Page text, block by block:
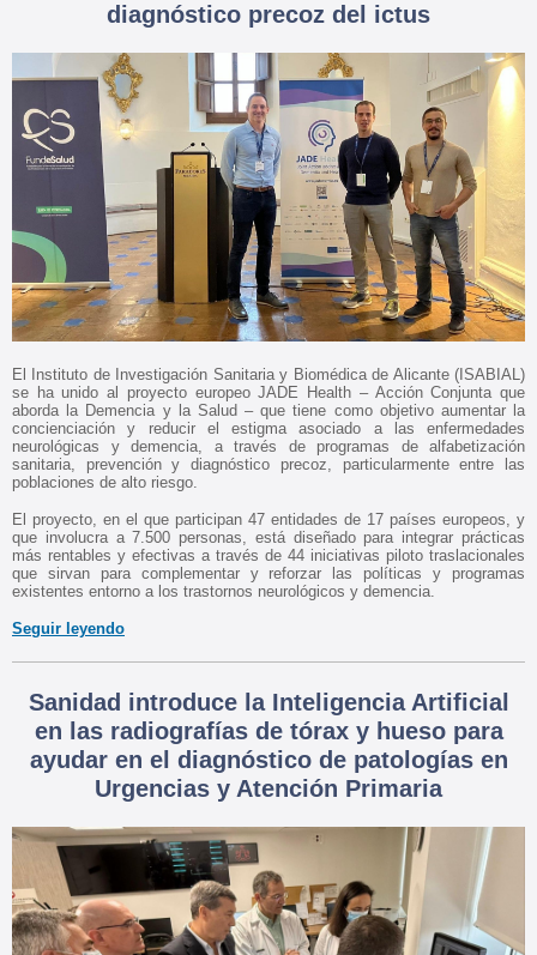
diagnóstico precoz del ictus
El Instituto de Investigación Sanitaria y Biomédica de Alicante (ISABIAL)
se ha unido al proyecto europeo JADE Health – Acción Conjunta que
aborda la Demencia y la Salud – que tiene como objetivo aumentar la
concienciación y reducir el estigma asociado a las enfermedades
neurológicas y demencia, a través de programas de alfabetización
sanitaria, prevención y diagnóstico precoz, particularmente entre las
poblaciones de alto riesgo.
El proyecto, en el que participan 47 entidades de 17 países europeos, y
que involucra a 7.500 personas, está diseñado para integrar prácticas
más rentables y efectivas a través de 44 iniciativas piloto traslacionales
que sirvan para complementar y reforzar las políticas y programas
existentes entorno a los trastornos neurológicos y demencia.
Seguir leyendo
Sanidad introduce la Inteligencia Artificial
en las radiografías de tórax y hueso para
ayudar en el diagnóstico de patologías en
Urgencias y Atención Primaria